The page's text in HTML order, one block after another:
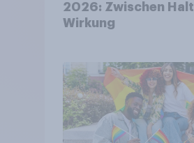
2026: Zwischen
Wirkung